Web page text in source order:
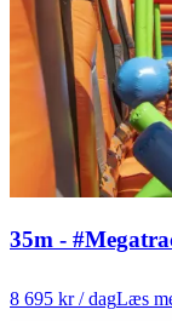
35m -
8 695 kr / dagLæs